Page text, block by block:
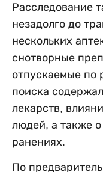
Расследование
незадолго до
нескольких
снотворные
отпускаемые по
поиска
лекарств,
людей, а также
ранениях.
По